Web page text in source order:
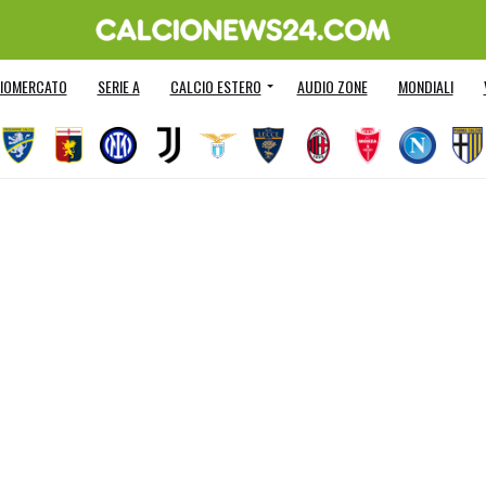
SERIE A CALCIO ESTERO AUDIO ZONE MONDIALI